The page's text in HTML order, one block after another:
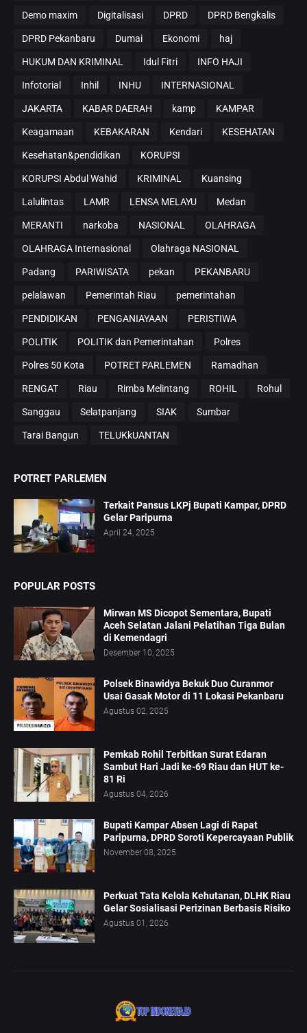
Demo maxim Digitalisasi DPRD DPRD Bengkalis
DPRD Pekanbaru Dumai Ekonomi haj
HUKUM DAN KRIMINAL Idul Fitri INFO HAJI
Infotorial Inhil INHU INTERNASIONAL
JAKARTA KABAR DAERAH kamp KAMPAR
Keagamaan KEBAKARAN Kendari KESEHATAN
Kesehatan&pendidikan KORUPSI
KORUPSI Abdul Wahid KRIMINAL Kuansing
Lalulintas LAMR LENSA MELAYU Medan
MERANTI narkoba NASIONAL OLAHRAGA
OLAHRAGA Internasional Olahraga NASIONAL
Padang PARIWISATA pekan PEKANBARU
pelalawan Pemerintah Riau pemerintahan
PENDIDIKAN PENGANIAYAAN PERISTIWA
POLITIK POLITIK dan Pemerintahan Polres
Polres 50 Kota POTRET PARLEMEN Ramadhan
RENGAT Riau Rimba Melintang ROHIL Rohul
Sanggau Selatpanjang SIAK Sumbar
Tarai Bangun TELUKkUANTAN
POTRET PARLEMEN
Terkait Pansus LKPj Bupati Kampar, DPRD
Gelar Paripurna
April 24, 2025
POPULAR POSTS
Mirwan MS Dicopot Sementara, Bupati
Aceh Selatan Jalani Pelatihan Tiga Bulan
di Kemendagri
Desember 10, 2025
Polsek Binawidya Bekuk Duo Curanmor
Usai Gasak Motor di 11 Lokasi Pekanbaru
Agustus 02, 2025
Pemkab Rohil Terbitkan Surat Edaran
Sambut Hari Jadi ke-69 Riau dan HUT ke-
81 Ri
Agustus 04, 2026
Bupati Kampar Absen Lagi di Rapat
Paripurna, DPRD Soroti Kepercayaan Publik
November 08, 2025
Perkuat Tata Kelola Kehutanan, DLHK Riau
Gelar Sosialisasi Perizinan Berbasis Risiko
Agustus 01, 2026